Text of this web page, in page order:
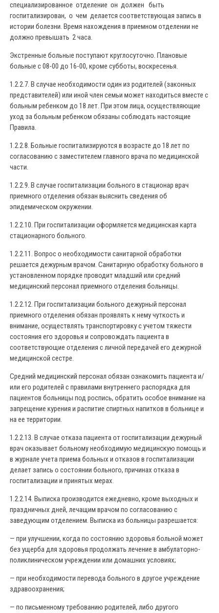
специализированное отделение он должен быть
госпитализирован, о чем делается соответствующая запись в
истории болезни. Время нахождения в приемном отделении не
должно превышать 2 часа.
Экстренные больные поступают круглосуточно. Плановые
больные с 08-00 до 16-00, кроме субботы, воскресенья.
1.2.2.7. В случае необходимости один из родителей (законных
представителей) или иной член семьи может находиться вместе с
больным ребенком до 18 лет. При этом лица, осуществляющие
уход за больным ребенком обязаны соблюдать настоящие
Правила.
1.2.2.8. Больные госпитализируются в возрасте до 18 лет по
согласованию с заместителем главного врача по медицинской
части.
1.2.2.9. В случае госпитализации больного в стационар врач
приемного отделения обязан выяснить сведения об
эпидемическом окружении.
1.2.2.10. При госпитализации оформляется медицинская карта
стационарного больного.
1.2.2.11. Вопрос о необходимости санитарной обработки
решается дежурным врачом. Санитарную обработку больного в
установленном порядке проводит младший или средний
медицинский персонал приемного отделения больницы.
1.2.2.12. При госпитализации больного дежурный персонал
приемного отделения обязан проявлять к нему чуткость и
внимание, осуществлять транспортировку с учетом тяжести
состояния его здоровья и сопровождать пациента в
соответствующие отделения с личной передачей его дежурной
медицинской сестре.
Средний медицинский персонал обязан ознакомить пациента и/
или его родителей с правилами внутреннего распорядка для
пациентов больницы под роспись, обратить особое внимание на
запрещение курения и распитие спиртных напитков в больнице и
на ее территории.
1.2.2.13. В случае отказа пациента от госпитализации дежурный
врач оказывает больному необходимую медицинскую помощь и
в журнале учета приема больных и отказов в госпитализации
делает запись о состоянии больного, причинах отказа в
госпитализации и принятых мерах.
1.2.2.14. Выписка производится ежедневно, кроме выходных и
праздничных дней, лечащим врачом по согласованию с
заведующим отделением. Выписка из больницы разрешается:
— при улучшении, когда по состоянию здоровья больной может
без ущерба для здоровья продолжать лечение в амбулаторно-
поликлиническом учреждении или домашних условиях;
— при необходимости перевода больного в другое учреждение
здравоохранения;
— по письменному требованию родителей, либо другого